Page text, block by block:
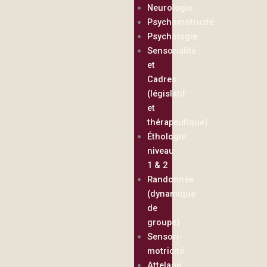
Neurologie
Psychomotricité
Psychologie
Sensorialité
et
Cadres
(législatif
et
thérapeutique)
Éthologie
niveau
1 & 2
Randonnée
(dynamique
de
groupe)
Sensori-
motricité